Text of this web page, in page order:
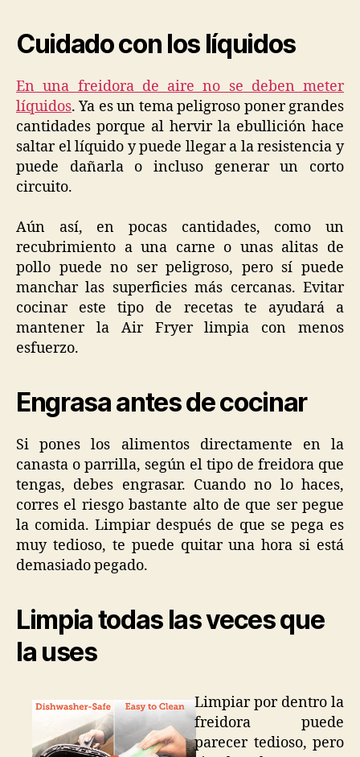
Cuidado con los líquidos
En una freidora de aire no se deben meter
líquidos. Ya es un tema peligroso poner grandes
cantidades porque al hervir la ebullición hace
saltar el líquido y puede llegar a la resistencia y
puede dañarla o incluso generar un corto
circuito.
Aún así, en pocas cantidades, como un
recubrimiento a una carne o unas alitas de
pollo puede no ser peligroso, pero sí puede
manchar las superficies más cercanas. Evitar
cocinar este tipo de recetas te ayudará a
mantener la Air Fryer limpia con menos
esfuerzo.
Engrasa antes de cocinar
Si pones los alimentos directamente en la
canasta o parrilla, según el tipo de freidora que
tengas, debes engrasar. Cuando no lo haces,
corres el riesgo bastante alto de que ser pegue
la comida. Limpiar después de que se pega es
muy tedioso, te puede quitar una hora si está
demasiado pegado.
Limpia todas las veces que
la uses
Limpiar por dentro la
freidora puede
parecer tedioso, pero